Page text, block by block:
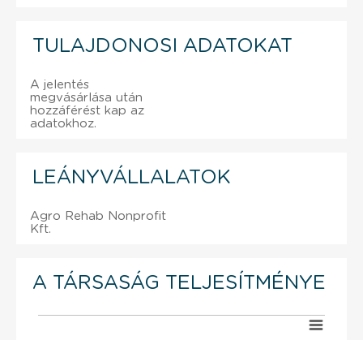
TULAJDONOSI ADATOKAT
A jelentés
megvásárlása után
hozzáférést kap az
adatokhoz.
LEÁNYVÁLLALATOK
Agro Rehab Nonprofit
Kft.
A TÁRSASÁG TELJESÍTMÉNYE